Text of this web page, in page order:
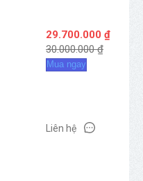
29.700.000 ₫
30.000.000 ₫
Mua ngay
Liên hệ